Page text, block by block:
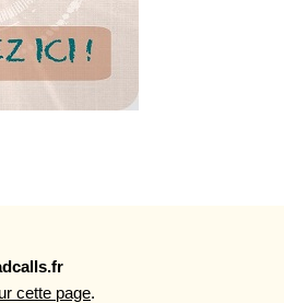
cette page.